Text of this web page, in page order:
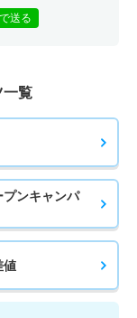
送る
一覧
プンキャンパ
値